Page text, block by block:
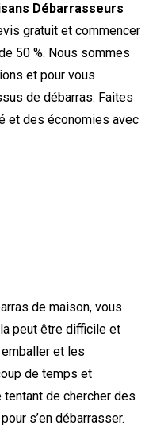
Débarrasseurs
gratuit et commencer
50 %. Nous sommes
et pour vous
de débarras. Faites
et des économies avec
de maison, vous
peut être difficile et
et les
de temps et
tentant de chercher des
s’en débarrasser.